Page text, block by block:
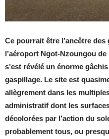
Ce pourrait être l’ancêtre
l’aéroport Ngot-Nzoungou
s’est révélé un énorme
gaspillage. Le site est
allègrement dans les
administratif dont les
décolorées par l’action du
probablement tous, ou